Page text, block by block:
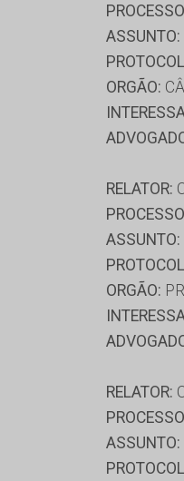
ASSUNTO:
ORGÃO:
RELATOR:
ASSUNTO:
ORGÃO:
RELATOR:
ASSUNTO: